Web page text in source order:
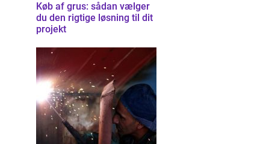
Køb af grus: sådan vælger
du den rigtige løsning til dit
projekt